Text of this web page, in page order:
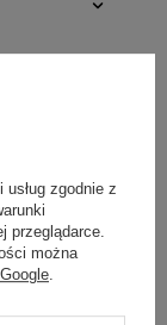
(Polska)
zgodnie z
przeglądarce.
można
.